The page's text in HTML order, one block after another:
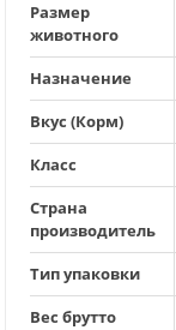
Размер
животного
Назначение
Вкус (Корм)
Класс
Страна
производитель
Тип упаковки
Вес брутто